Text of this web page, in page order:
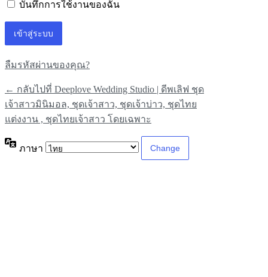
บันทึกการใช้งานของฉัน
ลืมรหัสผ่านของคุณ?
← กลับไปที่ Deeplove Wedding Studio | ดีพเลิฟ ชุด
เจ้าสาวมินิมอล, ชุดเจ้าสาว, ชุดเจ้าบ่าว, ชุดไทย
แต่งงาน , ชุดไทยเจ้าสาว โดยเฉพาะ
ภาษา